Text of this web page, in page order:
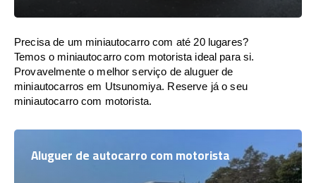
Precisa de um miniautocarro com até 20 lugares?
Temos o miniautocarro com motorista ideal para si.
Provavelmente o melhor serviço de aluguer de
miniautocarros em Utsunomiya. Reserve já o seu
miniautocarro com motorista.
Aluguer de autocarro com motorista